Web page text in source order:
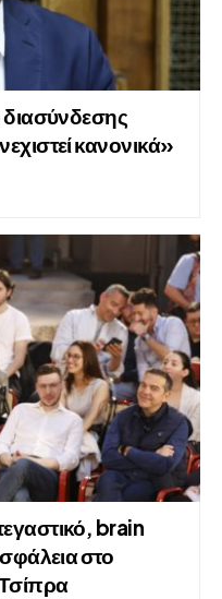
διασύνδεσης
κανονικά»
brain
στο